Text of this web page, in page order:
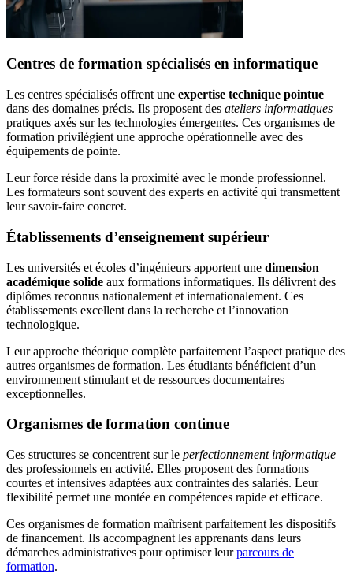
Centres de formation spécialisés en informatique
Les centres spécialisés offrent une expertise technique pointue
dans des domaines précis. Ils proposent des ateliers informatiques
pratiques axés sur les technologies émergentes. Ces organismes de
formation privilégient une approche opérationnelle avec des
équipements de pointe.
Leur force réside dans la proximité avec le monde professionnel.
Les formateurs sont souvent des experts en activité qui transmettent
leur savoir-faire concret.
Établissements d’enseignement supérieur
Les universités et écoles d’ingénieurs apportent une dimension
académique solide aux formations informatiques. Ils délivrent des
diplômes reconnus nationalement et internationalement. Ces
établissements excellent dans la recherche et l’innovation
technologique.
Leur approche théorique complète parfaitement l’aspect pratique des
autres organismes de formation. Les étudiants bénéficient d’un
environnement stimulant et de ressources documentaires
exceptionnelles.
Organismes de formation continue
Ces structures se concentrent sur le perfectionnement informatique
des professionnels en activité. Elles proposent des formations
courtes et intensives adaptées aux contraintes des salariés. Leur
flexibilité permet une montée en compétences rapide et efficace.
Ces organismes de formation maîtrisent parfaitement les dispositifs
de financement. Ils accompagnent les apprenants dans leurs
démarches administratives pour optimiser leurparcours de
formation.